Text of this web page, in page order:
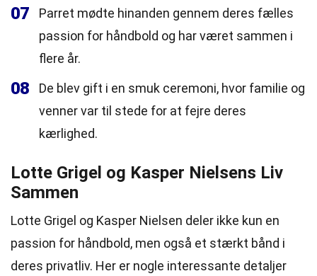
07
Parret mødte hinanden gennem deres fælles
passion for håndbold og har været sammen i
flere år.
08
De blev gift i en smuk ceremoni, hvor familie og
venner var til stede for at fejre deres
kærlighed.
Lotte Grigel og Kasper Nielsens Liv
Sammen
Lotte Grigel og Kasper Nielsen deler ikke kun en
passion for håndbold, men også et stærkt bånd i
deres privatliv. Her er nogle interessante detaljer